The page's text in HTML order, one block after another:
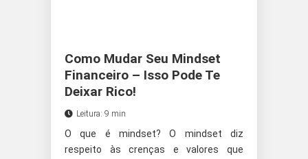
Como Mudar Seu Mindset
Financeiro – Isso Pode Te
Deixar Rico!
Leitura: 9 min
O que é mindset? O mindset diz
respeito às crenças e valores que